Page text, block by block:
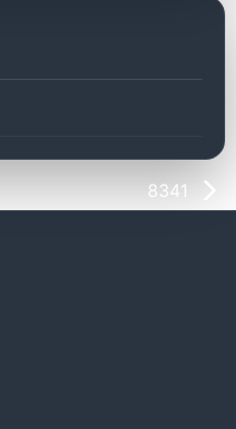
8341